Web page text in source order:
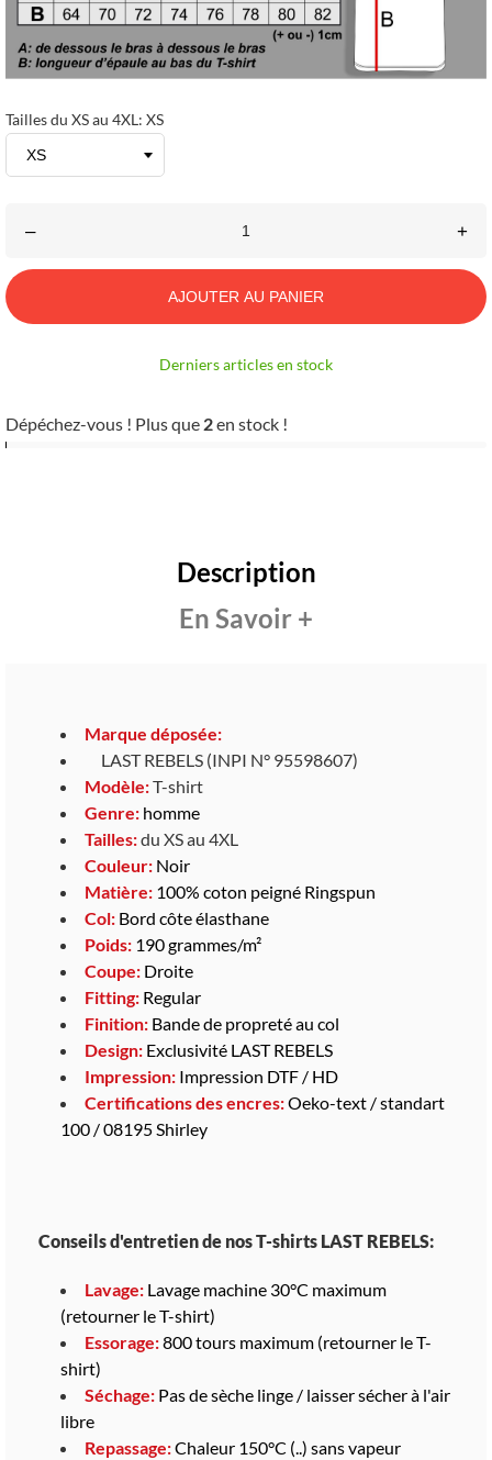
Tailles du XS au 4XL: XS
– +
AJOUTER AU PANIER
Derniers articles en stock
Dépéchez-vous ! Plus que 2en stock !
Description
En Savoir +
Marque déposée:
LAST REBELS (INPI N° 95598607)
Modèle:T-shirt
Genre: homme
Tailles:du XS au 4XL
Couleur: Noir
Matière: 100% coton peigné Ringspun
Col: Bord côte élasthane
Poids: 190 grammes/m²
Coupe: Droite
Fitting: Regular
Finition: Bande de propreté au col
Design: Exclusivité LAST REBELS
Impression: Impression DTF / HD
Certifications des encres:Oeko-text / standart
100 / 08195 Shirley
Conseils d'entretien de nos T-shirts LAST REBELS:
Lavage: Lavage machine 30°C maximum
(retourner le T-shirt)
Essorage:800 tours maximum (retourner le T-
shirt)
Séchage: Pas de sèche linge / laisser sécher à l'air
libre
Repassage:Chaleur 150°C (..) sans vapeur